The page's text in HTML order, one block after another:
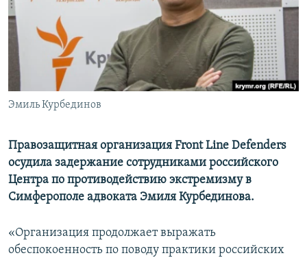
КРЫМ.НЕПОКОРЕННЫЙ
УКРАИНСКАЯ ПРОБЛЕМА КРЫМА
Все сайты RFE/RL
Эмиль Курбединов
Правозащитная организация Front Line Defenders
осудила задержание сотрудниками российского
Центра по противодействию экстремизму в
Симферополе адвоката Эмиля Курбединова.
«Организация продолжает выражать
обеспокоенность по поводу практики российских